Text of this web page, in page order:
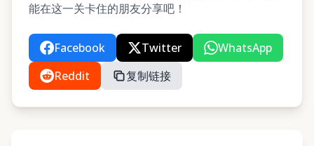
能在这一关卡住的朋友分享吧！
Facebook Twitter
WhatsApp
Reddit
复制链接